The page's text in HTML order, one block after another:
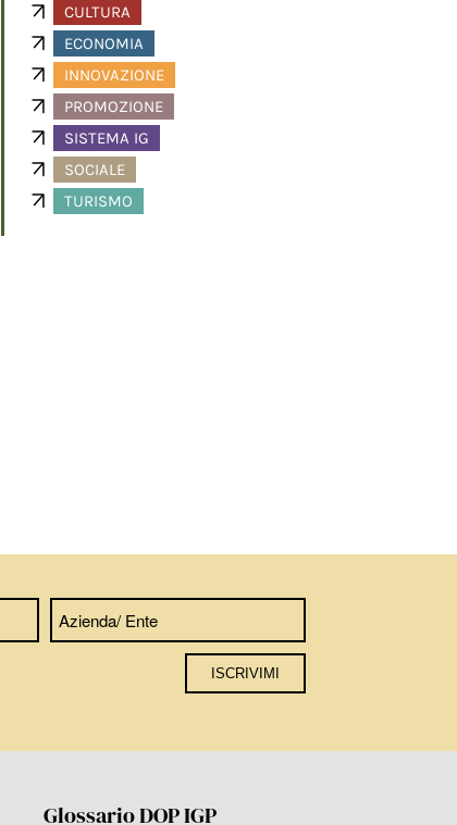
CULTURA
ECONOMIA
INNOVAZIONE
PROMOZIONE
SISTEMA IG
SOCIALE
TURISMO
Glossario DOP IGP